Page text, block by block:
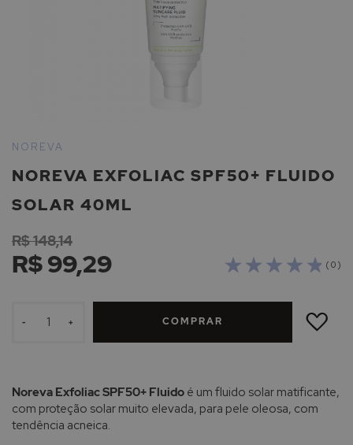
para
início
Galeria
imagens
NOREVA EXFOLIAC SPF50+ FLUIDO
SOLAR 40ML
NOREVA
( 0 )
R$ 99,29
R$ 148,14
- + COMPRAR
ADICIONAR
LISTA
Noreva Exfoliac SPF50+ Fluido é um fluido solar matificante,
com proteção solar muito elevada, para pele oleosa, com
tendência acneica.